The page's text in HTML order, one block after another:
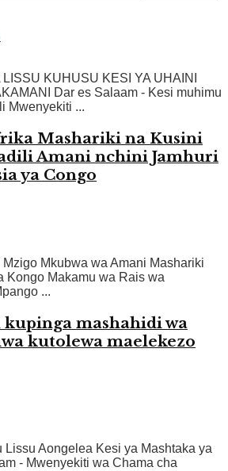
KUHUSU KESI YA UHAINI
Dar es Salaam - Kesi muhimu
Mwenyekiti ...
Mashariki na Kusini
Amani nchini Jamhuri
ya Congo
Mkubwa wa Amani Mashariki
Kongo Makamu wa Rais wa
...
mashahidi wa
kutolewa maelekezo
Lissu Aongelea Kesi ya Mashtaka ya
- Mwenyekiti wa Chama cha